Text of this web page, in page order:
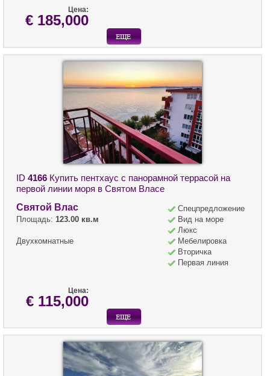
Цена:
€ 185,000
ID 4166 Купить пентхаус с панорамной террасой на
первой линии моря в Святом Власе
Святой Влас
Площадь: 123.00 кв.м
Двухкомнатные
Спецпредложение
Вид на море
Люкс
Мебелировка
Вторичка
Первая линия
Цена:
€ 115,000